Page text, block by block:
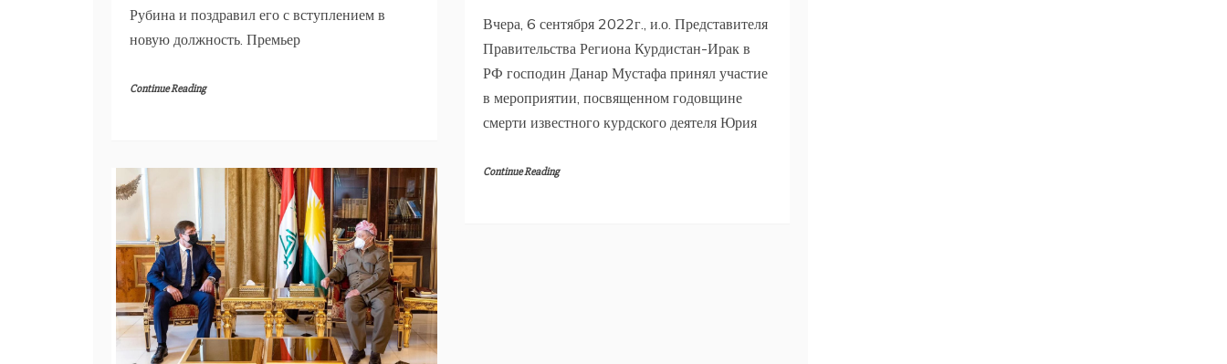
Рубина и поздравил его с вступлением в
новую должность. Премьер
Continue Reading
Вчера, 6 сентября 2022г., и.о. Представителя
Правительства Региона Курдистан-Ирак в
РФ господин Данар Мустафа принял участие
в мероприятии, посвященном годовщине
смерти известного курдского деятеля Юрия
Continue Reading